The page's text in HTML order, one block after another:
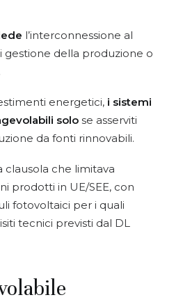
l’interconnessione al
gestione della produzione o
energetici, i sistemi
solo se asserviti
da fonti rinnovabili.
clausola che limitava
prodotti in UE/SEE, con
fotovoltaici per i quali
tecnici previsti dal DL